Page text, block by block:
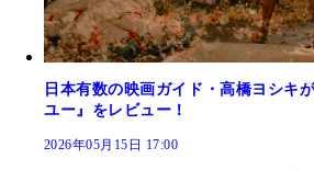
日本有数の映画ガイド・高橋ヨシキ
ユー』をレビュー！
2026年05月15日 17:00